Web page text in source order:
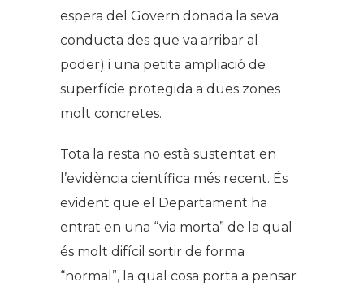
espera del Govern donada la seva
conducta des que va arribar al
poder) i una petita ampliació de
superfície protegida a dues zones
molt concretes.
Tota la resta no està sustentat en
l’evidència científica més recent. És
evident que el Departament ha
entrat en una “via morta” de la qual
és molt difícil sortir de forma
“normal”, la qual cosa porta a pensar